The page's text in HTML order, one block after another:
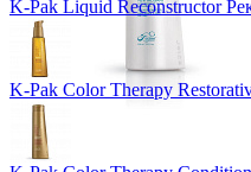
K-Pak Liquid Reconstructor
K-Pak Color Therapy